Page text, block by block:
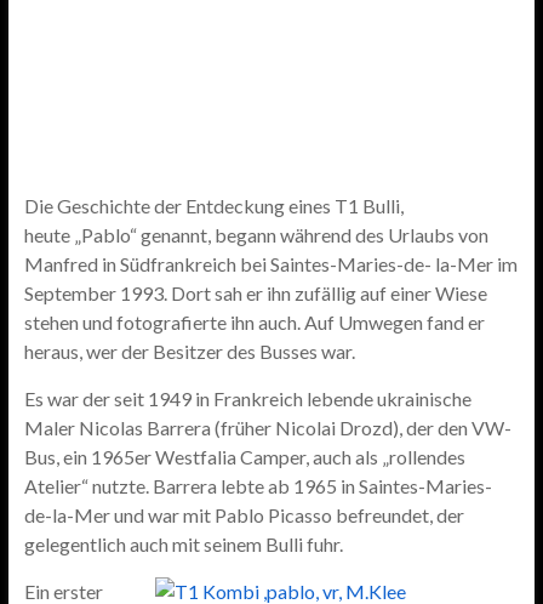
Die Geschichte der Entdeckung eines T1 Bulli,
heute „Pablo“ genannt, begann während des Urlaubs von
Manfred in Südfrankreich bei Saintes-Maries-de- la-Mer im
September 1993. Dort sah er ihn zufällig auf einer Wiese
stehen und fotografierte ihn auch. Auf Umwegen fand er
heraus, wer der Besitzer des Busses war.
Es war der seit 1949 in Frankreich lebende ukrainische
Maler Nicolas Barrera (früher Nicolai Drozd), der den VW-
Bus, ein 1965er Westfalia Camper, auch als „rollendes
Atelier“ nutzte. Barrera lebte ab 1965 in Saintes-Maries-
de-la-Mer und war mit Pablo Picasso befreundet, der
gelegentlich auch mit seinem Bulli fuhr.
Ein erster